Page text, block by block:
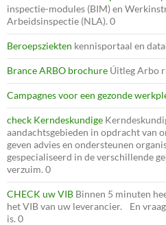
inspectie-modules (BIM) en
Arbeidsinspectie (NLA). 0
Beroepsziekten kennisportaal en
Brance ARBO brochure Úitleg Arbo
Campagnes voor een gezonde
check Kerndeskundige
aandachtsgebieden in opdracht van
geven advies en ondersteunen
gespecialiseerd in de verschillende
verzuim. 0
CHECK uw VIB Binnen 5 minuten
het VIB van uw leverancier. En
is. 0